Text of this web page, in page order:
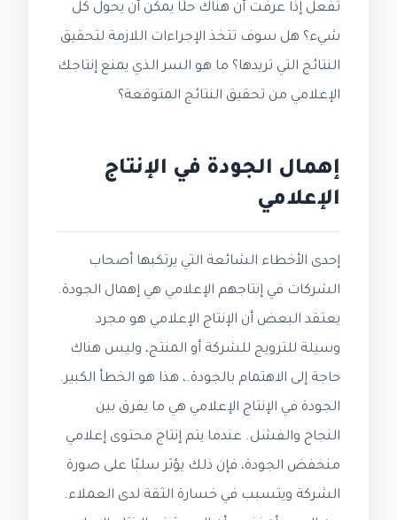
تفعل إذا عرفت أن هناك حلًا يمكن أن يحول كل
شيء؟ هل سوف تتخذ الإجراءات اللازمة لتحقيق
النتائج التي تريدها؟ ما هو السر الذي يمنع إنتاجك
الإعلامي من تحقيق النتائج المتوقعة؟
إهمال الجودة في الإنتاج
الإعلامي
إحدى الأخطاء الشائعة التي يرتكبها أصحاب
الشركات في إنتاجهم الإعلامي هي إهمال الجودة.
يعتقد البعض أن الإنتاج الإعلامي هو مجرد
وسيلة للترويج للشركة أو المنتج، وليس هناك
حاجة إلى الاهتمام بالجودة.، هذا هو الخطأ الكبير.
الجودة في الإنتاج الإعلامي هي ما يفرق بين
النجاح والفشل. عندما يتم إنتاج محتوى إعلامي
منخفض الجودة، فإن ذلك يؤثر سلبًا على صورة
الشركة ويتسبب في خسارة الثقة لدى العملاء.